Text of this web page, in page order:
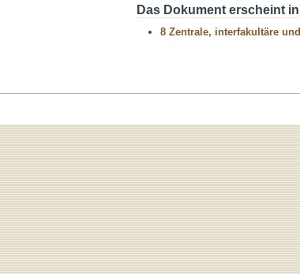
Das Dokument erscheint
8 Zentrale, interfakultäre